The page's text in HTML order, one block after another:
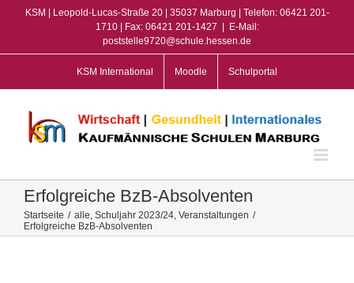
KSM | Leopold-Lucas-Straße 20 | 35037 Marburg | Telefon: 06421 201-
1710 | Fax: 06421 201-1427
E-Mail:
poststelle9720@schule.hessen.de
KSM International Moodle Schulportal
Erfolgreiche BzB-Absolventen
Startseite / alle, Schuljahr 2023/24, Veranstaltungen /
Erfolgreiche BzB-Absolventen